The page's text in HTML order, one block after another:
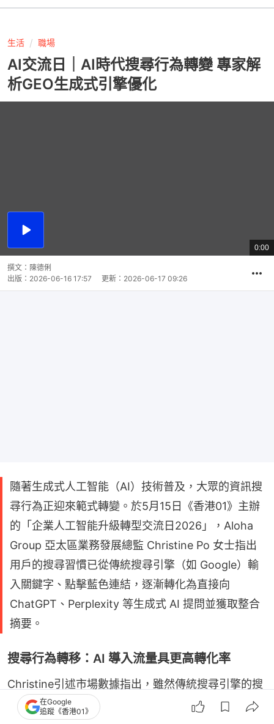
生活 職場
AI交流日｜AI時代搜尋行為轉變 專家解
析GEO生成式引擎優化
播
總
共
0:00
撰文： 陳德俐
出版： 2026-06-16 17:57 更新： 2026-06-17 09:26
隨著生成式人工智能（AI）技術普及，大眾的資訊搜
尋行為正迎來範式轉變。於5月15日《香港01》主辦
的「企業人工智能升級轉型交流日2026」，Aloha
Group 亞太區業務發展總監 Christine Po 女士指出
用戶的搜尋習慣已從傳統搜尋引擎（如 Google）輸
入關鍵字、點擊藍色連結，逐漸轉化為直接向
ChatGPT、Perplexity 等生成式 AI 提問並獲取整合
摘要。
搜尋行為轉移：AI 導入流量具更高轉化率
Christine引述市場數據指出，雖然傳統搜尋引擎的搜
尋量下降了 25%，但整體的搜尋總量因 AI 平台的出
在Google
追蹤《香港01》